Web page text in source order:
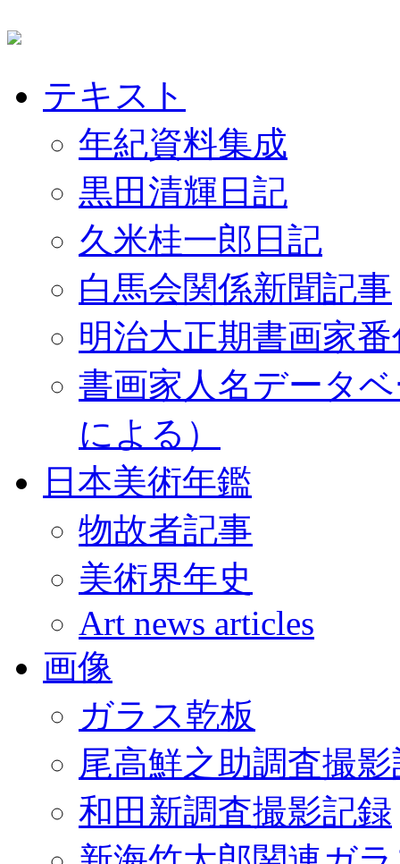
テキスト
年紀資料集成
黒田清輝日記
久米桂一郎日記
白馬会関係新聞記事
明治大正期書画家
書画家人名データ
による）
日本美術年鑑
物故者記事
美術界年史
Art news articles
画像
ガラス乾板
尾高鮮之助調査撮
和田新調査撮影記録